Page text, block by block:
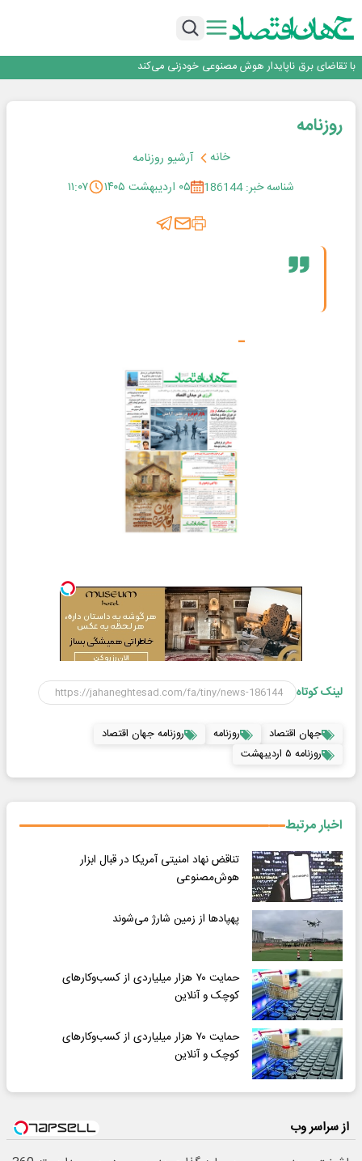
رگولاتوری: اعمال ضریب ۲.۷ برای اینترنت بین‌الملل صحت ندارد
با تقاضای برق ناپایدار هوش مصنوعی خودزنی می‌کند
اینوتکس امسال با مدل جدید برگزار می‌شود
روزنامه
خانه
آرشیو روزنامه
شناسه خبر: 186144
۰۵ اردیبهشت ۱۴۰۵ ۱۱:۰۷
لینک کوتاه
جهان اقتصاد روزنامه
روزنامه جهان اقتصاد
روزنامه ۵ اردیبهشت
اخبار مرتبط
تناقض نهاد امنیتی آمریکا در قبال ابزار
هوش‌مصنوعی
پهپادها از زمین شارژ می‌شوند
حمایت ۷۰ هزار میلیاردی از کسب‌وکارهای
کوچک و آنلاین
حمایت ۷۰ هزار میلیاردی از کسب‌وکارهای
کوچک و آنلاین
از سراسر وب